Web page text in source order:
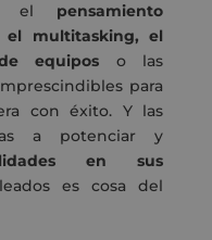
el pensamiento
el multitasking, el
equipos o las
para
con éxito. Y las
a potenciar y
en sus
es cosa del